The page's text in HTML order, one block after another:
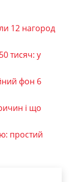
12 нагород
тисяч: у
фон 6
і що
простий